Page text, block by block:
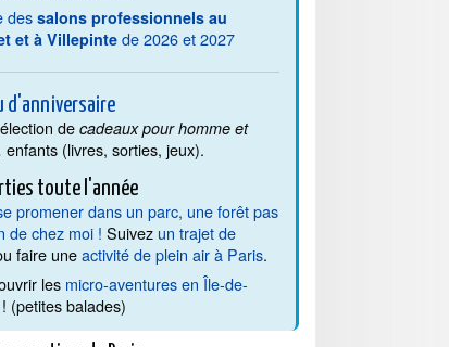
dessalons professionnels au
et à Villepintede 2026 et 2027
d'anniversaire
decadeaux pour homme et
enfants (livres, sorties, jeux).
toute l'année
promener dans un parc, une forêt pas
de chez moi ! Suivez un trajet de
faire uneactivité de plein air à Paris.
les micro-aventures en Île-de-
! (petites balades)